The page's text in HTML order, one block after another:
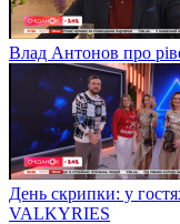
Влад Антонов про
День скрипки: у
VALKYRIES